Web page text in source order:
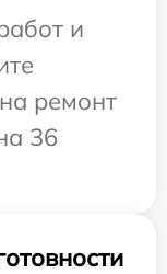
и
ремонт
36